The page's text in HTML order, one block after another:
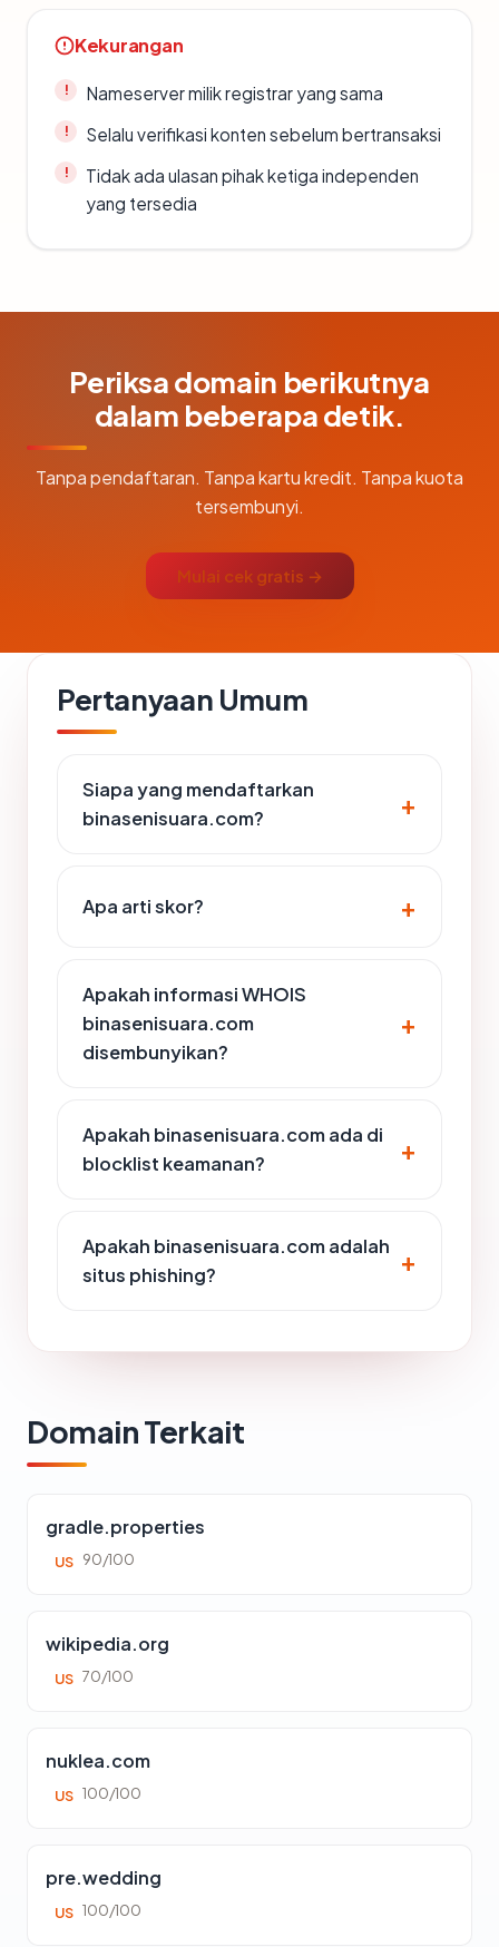
Kekurangan
Nameserver milik registrar yang sama
Selalu verifikasi konten sebelum bertransaksi
Tidak ada ulasan pihak ketiga independen
yang tersedia
Periksa domain berikutnya
dalam beberapa detik.
Tanpa pendaftaran. Tanpa kartu kredit. Tanpa kuota
tersembunyi.
Mulai cek gratis →
Pertanyaan Umum
Siapa yang mendaftarkan
binasenisuara.com?
Apa arti skor?
Apakah informasi WHOIS
binasenisuara.com
disembunyikan?
Apakah binasenisuara.com ada di
blocklist keamanan?
Apakah binasenisuara.com adalah
situs phishing?
Domain Terkait
gradle.properties
US 90/100
wikipedia.org
US 70/100
nuklea.com
US 100/100
pre.wedding
US 100/100